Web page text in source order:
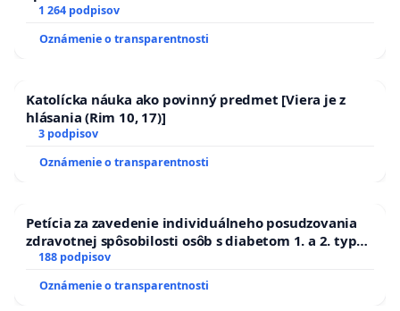
1 264 podpisov
Oznámenie o transparentnosti
Katolícka náuka ako povinný predmet [Viera je z
hlásania (Rim 10, 17)]
3 podpisov
Oznámenie o transparentnosti
Petícia za zavedenie individuálneho posudzovania
zdravotnej spôsobilosti osôb s diabetom 1. a 2. typu
pri prijímaní do Policajného zboru SR
188 podpisov
Oznámenie o transparentnosti